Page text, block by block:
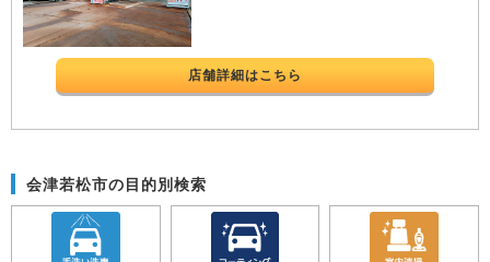
店舗詳細はこちら
会津若松市の目的別検索